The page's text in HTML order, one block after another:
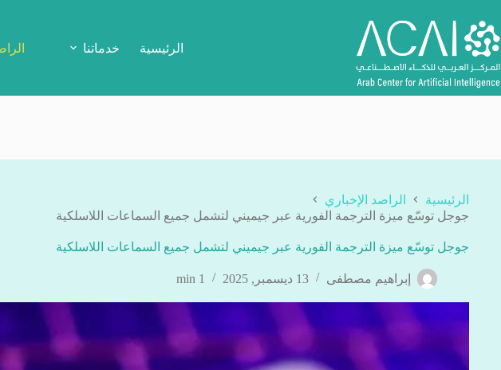
إلى
المحتوى
الرئيسية خدماتنا
الرئيسية
الراصد الإخباري
جوجل توسّع ميزة الترجمة الفورية عبر جيميني لتشمل جميع السماعات اللاسلكية
جوجل توسّع ميزة الترجمة الفورية عبر جيميني لتشمل جميع السماعات اللاسلكية
إبراهيم مصطفى 13 ديسمبر, 2025 1 min